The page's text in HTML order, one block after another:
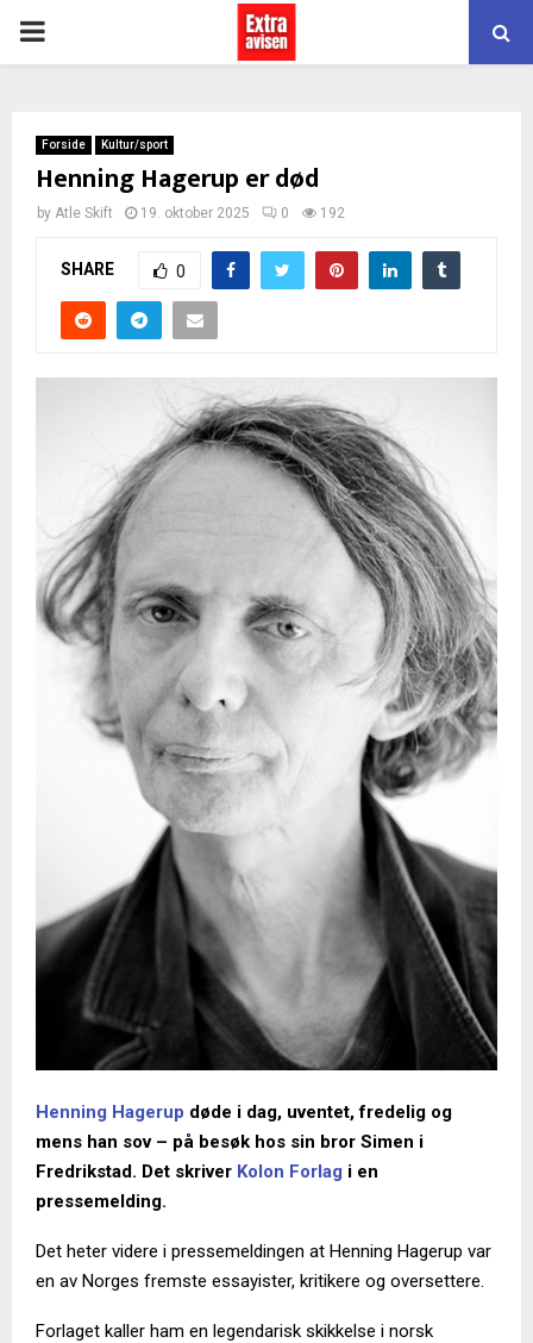
PRIMARY
Forside Kultur/sport
Henning Hagerup er død
by Atle Skift 19. oktober 2025 0 192
SHARE 0
Henning Hagerup døde i dag, uventet, fredelig og
mens han sov – på besøk hos sin bror Simen i
Fredrikstad. Det skriver Kolon Forlag i en
pressemelding.
Det heter videre i pressemeldingen at Henning Hagerup var
en av Norges fremste essayister, kritikere og oversettere.
Forlaget kaller ham en legendarisk skikkelse i norsk